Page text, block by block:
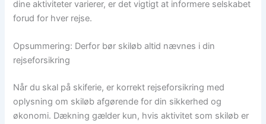
dine aktiviteter varierer, er det vigtigt at informere selskabet
forud for hver rejse.
Opsummering: Derfor bør skiløb altid nævnes i din
rejseforsikring
Når du skal på skiferie, er korrekt rejseforsikring med
oplysning om skiløb afgørende for din sikkerhed og
økonomi. Dækning gælder kun, hvis aktivitet som skiløb er